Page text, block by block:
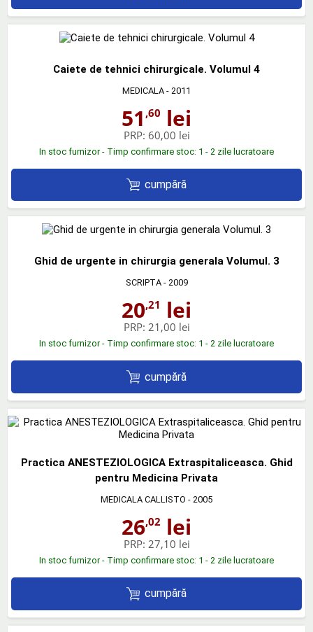
Caiete de tehnici chirurgicale. Volumul 4
MEDICALA - 2011
51 ,60 lei
PRP: 60,00 lei
In stoc furnizor - Timp confirmare stoc: 1 - 2 zile lucratoare
cumpără
Ghid de urgente in chirurgia generala Volumul. 3
SCRIPTA- 2009
20,21 lei
PRP: 21,00 lei
In stoc furnizor - Timp confirmare stoc: 1 - 2 zile lucratoare
cumpără
Practica ANESTEZIOLOGICA Extraspitaliceasca. Ghid
pentru Medicina Privata
MEDICALA CALLISTO - 2005
26,02 lei
PRP: 27,10 lei
In stoc furnizor - Timp confirmare stoc: 1 - 2 zile lucratoare
cumpără